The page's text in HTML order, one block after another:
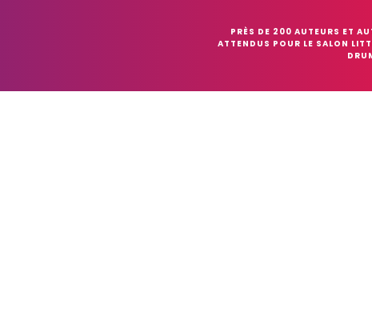
PRÈS DE 200 AUTEURS ET
ATTENDUS POUR LE SALON